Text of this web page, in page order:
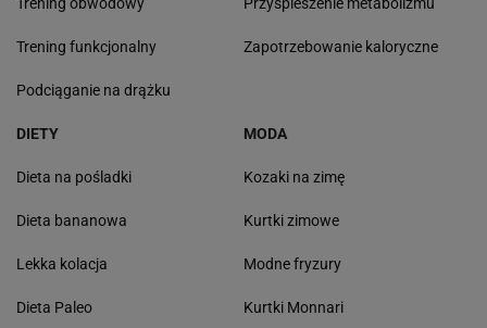
Trening obwodowy
Trening funkcjonalny
Podciąganie na drążku
Przyśpieszenie metabolizmu
Zapotrzebowanie kaloryczne
DIETY
Dieta na pośladki
Dieta bananowa
Lekka kolacja
Dieta Paleo
MODA
Kozaki na zimę
Kurtki zimowe
Modne fryzury
Kurtki Monnari